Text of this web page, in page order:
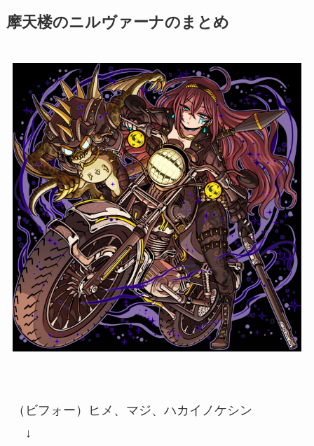
摩天楼のニルヴァーナのまとめ
（ビフォー）ヒメ、マジ、ハカイノケシン
↓